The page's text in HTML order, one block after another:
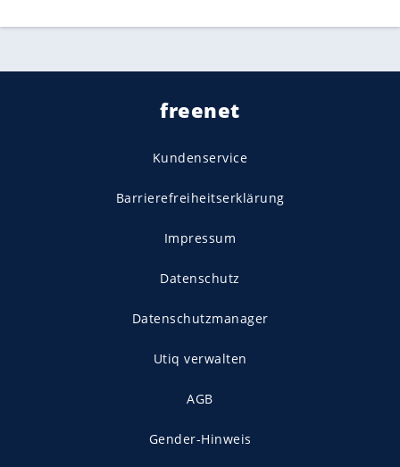
freenet
Kundenservice
Barrierefreiheitserklärung
Impressum
Datenschutz
Datenschutzmanager
Utiq verwalten
AGB
Gender-Hinweis